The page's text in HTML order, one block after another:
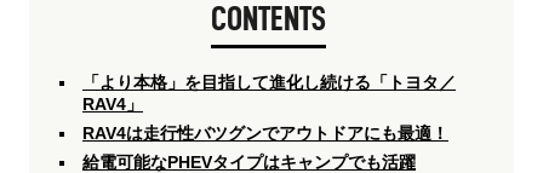
CONTENTS
「より本格」を目指して進化し続ける「トヨタ／
RAV4」
RAV4は走行性バツグンでアウトドアにも最適！
給電可能なPHEVタイプはキャンプでも活躍